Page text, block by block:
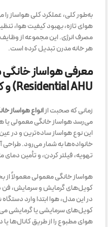
به‌طور کلی، عملکرد کلی هواساز
هوای تازه، بهبود کیفیت هوا،
مصرف انرژی. این مجموعه از
هر خانه مدرن تبدیل کرده است.
Residential AHU) و کاربردهای آن
زمانی که صحبت ازانواع هواساز
این نوع هواساز ساده‌ترین و در
خانواده‌ها به شمار می‌رود. طراحی
تهویه، فیلتر کردن، و تأمین
هواساز خانگی معمولی معمولاً
کویل‌های گرمایش و سرمایش،
در این مدل، هوا ابتدا وارد
کویل‌های سرمایشی یا گرمایشی
هوای مطبوع را از طریق کانال‌ها